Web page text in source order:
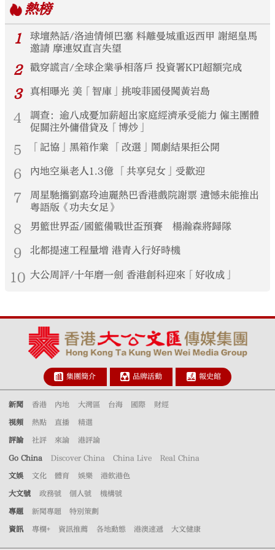
熱榜
1
球壇熱話/洛迪情傾巴塞 料離曼城重返西甲 謝絕皇馬
邀請 摩連奴直言失望
2 戳穿謊言/全球企業爭相落戶 投資署KPI超額完成
3 真相曝光 美「智庫」挑唆菲國侵闖黃岩島
4
調查：逾八成憂加薪超出家庭經濟承受能力 僱主團體
促關注外傭借貸及「博炒」
5 「記協」黑箱作業 「改選」鬧劇結果拒公開
6 內地空巢老人1.3億 「共享兒女」受歡迎
7
周星馳攜劉嘉玲迪麗熱巴香港戲院謝票 遺憾未能推出
粵語版《功夫女足》
8 男籃世界盃/國籃備戰世盃預賽 楊瀚森將歸隊
9 北都提速工程量增 港青入行好時機
10 大公周評/十年磨一劍 香港創科迎來「好收成」
集團簡介 品牌活動 報史館
新聞 香港 內地 大灣區 台海 國際 財經
視頻 熱點 直播 精選
評論 社評 來論 港評論
Go China Discover China China Live Real China
文娛 文化 體育 娛樂 港飲港色
大文號 政務號 個人號 機構號
專題 新聞專題 特別策劃
資訊 專欄+ 資訊推薦 各地動態 港澳速遞 大文健康